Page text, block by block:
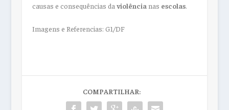
causas e consequências da violência nas escolas.
Imagens e Referencias: G1/DF
COMPARTILHAR: